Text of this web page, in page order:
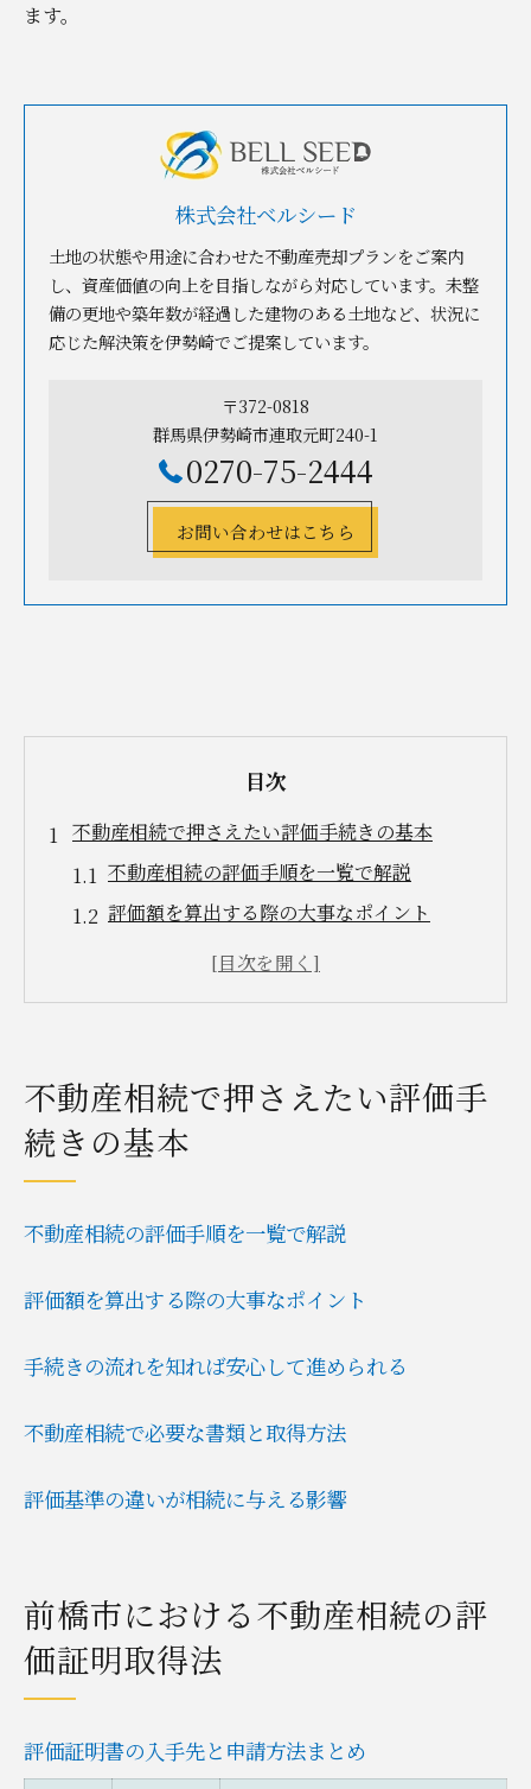
ます。
株式会社ベルシード
土地の状態や用途に合わせた不動産売却プランをご案内
し、資産価値の向上を目指しながら対応しています。未整
備の更地や築年数が経過した建物のある土地など、状況に
応じた解決策を伊勢崎でご提案しています。
〒372-0818
群馬県伊勢崎市連取元町240-1
0270-75-2444
お問い合わせはこちら
目次
不動産相続で押さえたい評価手続きの基本
不動産相続の評価手順を一覧で解説
評価額を算出する際の大事なポイント
手続きの流れを知れば安心して進められる
評価証明書の入手先と申請方法まとめ
前橋市での不動産相続手続きの流れ
郵送申請や窓口対応の違いと注意点
高級住宅街の価値に基づく相続評価とは何か
高級住宅街の価値が不動産相続に与える影
エリア別の相続評価の違いを比較
不動産相続で注目される価値傾向
固定資産評価証明書を活用した資産管理のコツ
固定資産評価証明書の活用例一覧
証明書を使った資産管理のポイント
証明書取得でトラブルを未然に防ぐ方法
不動産相続で押さえたい評価手
続きの基本
不動産相続の評価手順を一覧で解説
評価額を算出する際の大事なポイント
手続きの流れを知れば安心して進められる
不動産相続で必要な書類と取得方法
評価基準の違いが相続に与える影響
前橋市における不動産相続の評
価証明取得法
評価証明書の入手先と申請方法まとめ